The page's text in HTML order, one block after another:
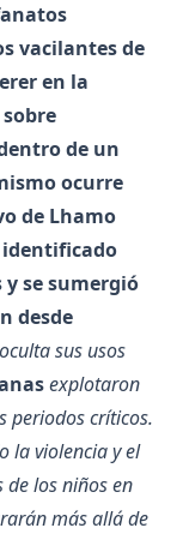
vacilantes de
en la
de un
ocurre
de Lhamo
identificado
y se sumergió
desde
sus usos
explotaron
periodos críticos.
la violencia y el
los niños en
más allá de